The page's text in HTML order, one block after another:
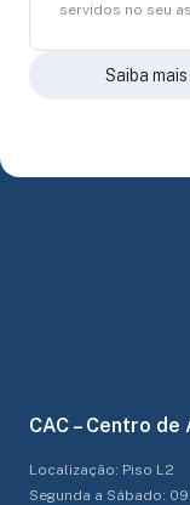
servidos no seu
Saiba
CAC – Centro
Localização: Piso L2
Segunda a Sábado: